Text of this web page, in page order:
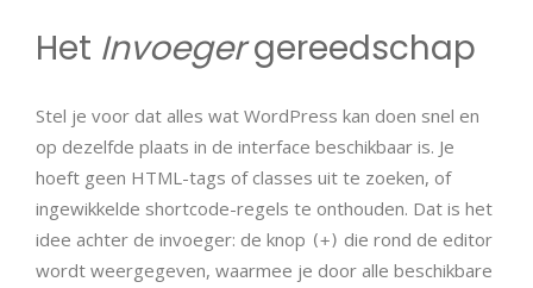
Het Invoegergereedschap
Stel je voor dat alles wat WordPress kan doen snel en
op dezelfde plaats in de interface beschikbaar is. Je
hoeft geen HTML-tags of classes uit te zoeken, of
ingewikkelde shortcode-regels te onthouden. Dat is het
idee achter de invoeger: de knop (+) die rond de editor
wordt weergegeven, waarmee je door alle beschikbare